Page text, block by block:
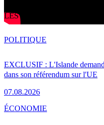
LES PLUS LUS
EXCLUSIF : L'Islande
dans son référendum sur l'UE
07.08.2026
POLITIQUE
ÉCONOMIE